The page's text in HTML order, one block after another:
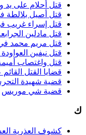
قتل أحلام على يد
قتل أصيل بلالطة في
قتل إسراء غريب في
قتل مادلين
قتل مريم محمد في
قتل نيفين
قتل واغتصاب أميمة
قضايا القتل
قضية شهيدة
قضية شي موريس
ك
كشوف العذرية